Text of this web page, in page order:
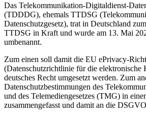
Das Telekommunikation-Digitaldienst-
(TDDDG), ehemals TTDSG
Datenschutzgesetz), trat in Deutschland
TTDSG in Kraft und wurde am 13. Mai
umbenannt.
Zum einen soll damit die EU ePrivacy-
(Datenschutzrichtlinie für die elektronische
deutsches Recht umgesetzt werden. Zum
Datenschutzbestimmungen des
und des Telemediengesetzes (TMG) in
zusammengefasst und damit an die